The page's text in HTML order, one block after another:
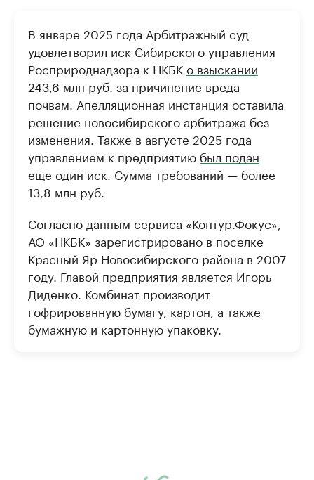
В январе 2025 года Арбитражный суд
удовлетворил иск Сибирского управления
Росприроднадзора к НКБКо взыскании
243,6 млн руб. за причинение вреда
почвам. Апелляционная инстанция оставила
решение новосибирского арбитража без
изменения. Также в августе 2025 года
управлением к предприятию был подан
еще один иск. Сумма требований — более
13,8 млн руб.
Согласно данным сервиса «Контур.Фокус»,
АО «НКБК» зарегистрировано в поселке
Красный Яр Новосибирского района в 2007
году. Главой предприятия является Игорь
Диденко. Комбинат производит
гофрированную бумагу, картон, а также
бумажную и картонную упаковку.